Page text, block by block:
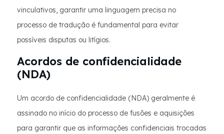
vinculativos, garantir uma linguagem precisa no
processo de tradução é fundamental para evitar
possíveis disputas ou litígios.
Acordos de confidencialidade
(NDA)
Um acordo de confidencialidade (NDA) geralmente é
assinado no início do processo de fusões e aquisições
para garantir que as informações confidenciais trocadas